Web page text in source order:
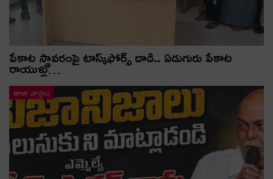
పేకాట స్థావరంపై టాస్క్‌ఫోర్స్ దాడి.. ఏడుగురు పేకాట
రాయుళ్లు…
తాజా వార్తలు